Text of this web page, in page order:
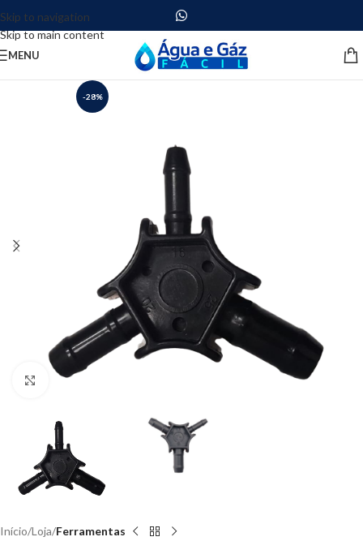
Skip to navigation
Skip to main content
MENU
-28%
Clique para ampliar
Início Loja Ferramentas